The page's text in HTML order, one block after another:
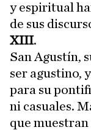
y espiritual
de sus
XIII.
San Agustín,
ser agustino,
para su
ni casuales.
que muestran